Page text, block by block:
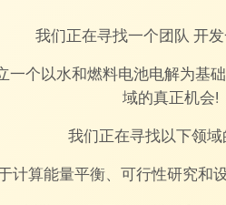
我们正在寻找一个团队 开
个以水和燃料电池电解为基
域的真正机会!
我们正在寻找以下领域
计算能量平衡、可行性研究和